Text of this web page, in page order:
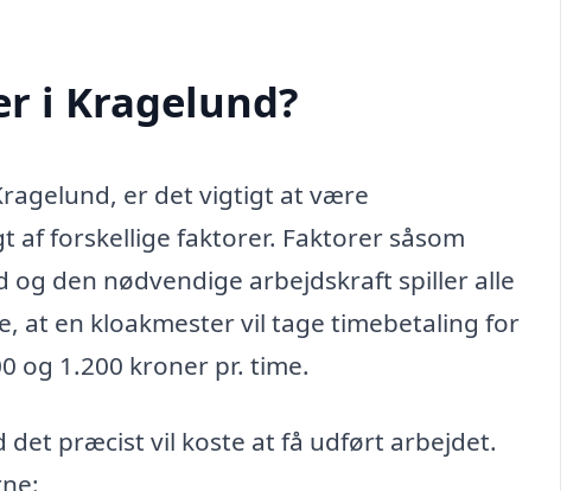
i Kragelund?
er det vigtigt at være
forskellige faktorer. Faktorer såsom
den nødvendige arbejdskraft spiller alle
at en kloakmester vil tage timebetaling for
og 1.200 kroner pr. time.
præcist vil koste at få udført arbejdet.